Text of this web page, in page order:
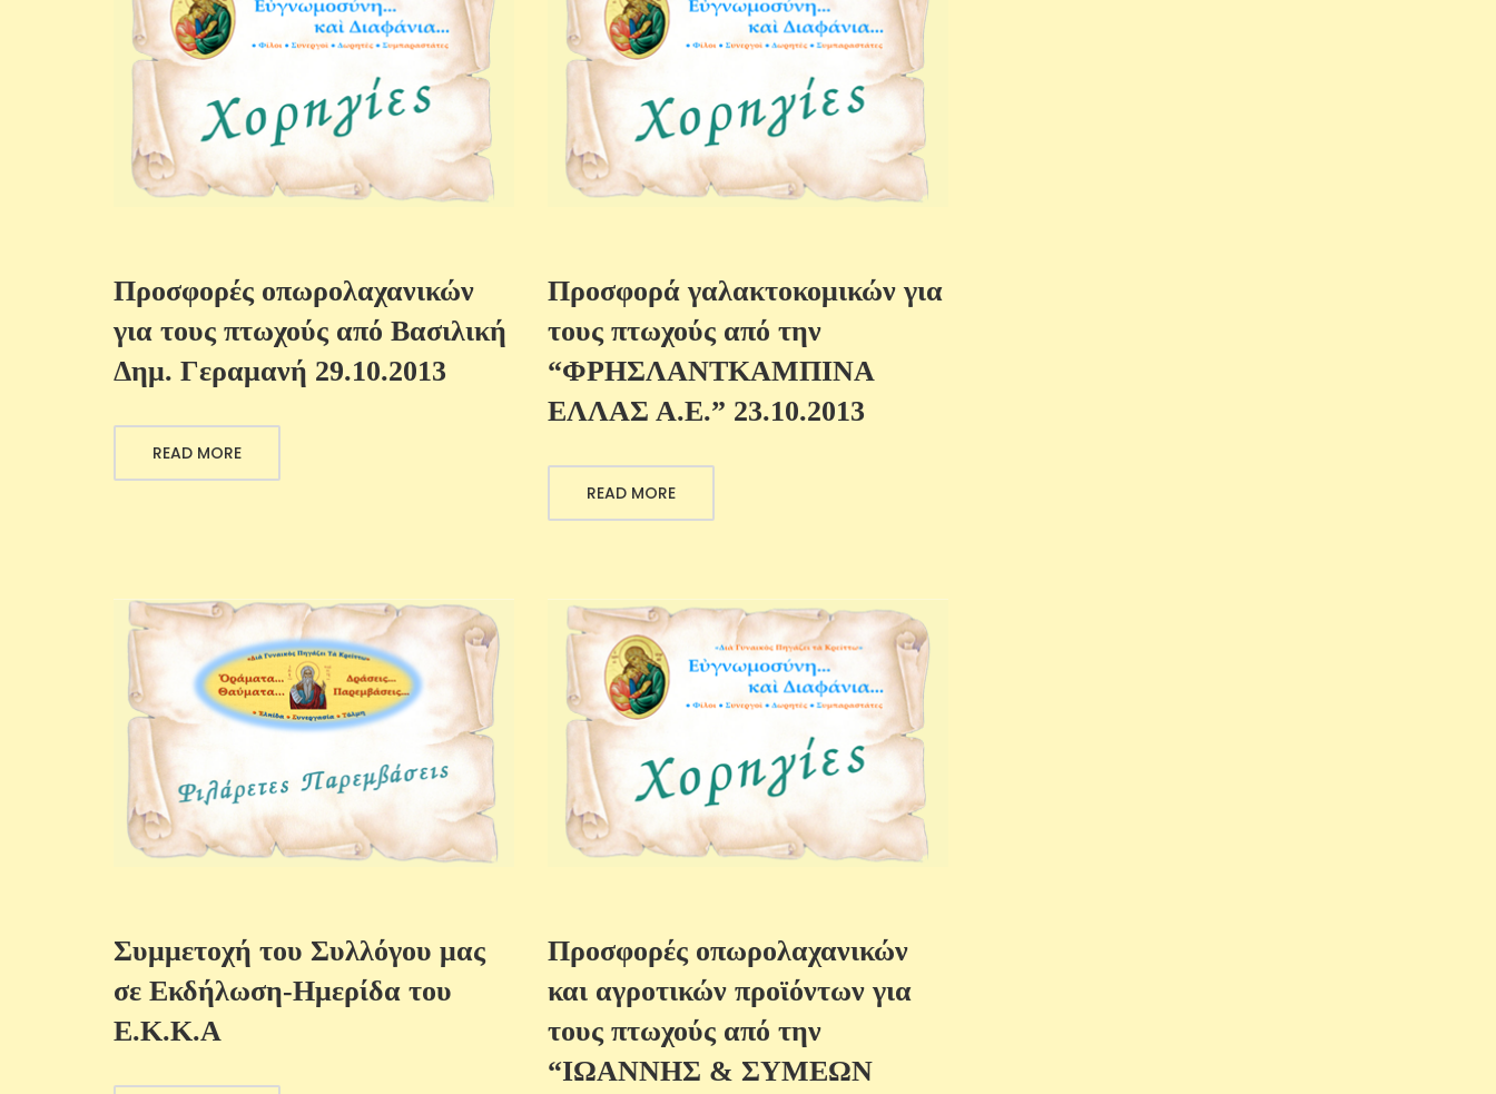
Προσφορές οπωρολαχανικών
για τους πτωχούς από Βασιλική
Δημ. Γεραμανή 29.10.2013
READ MORE
Προσφορά γαλακτοκομικών για
τους πτωχούς από την
“ΦΡΗΣΛΑΝΤΚΑΜΠΙΝΑ
ΕΛΛΑΣ Α.Ε.” 23.10.2013
READ MORE
Συμμετοχή του Συλλόγου μας
σε Εκδήλωση-Ημερίδα του
Ε.Κ.Κ.Α
Προσφορές οπωρολαχανικών
και αγροτικών προϊόντων για
τους πτωχούς από την
“ΙΩΑΝΝΗΣ & ΣΥΜΕΩΝ